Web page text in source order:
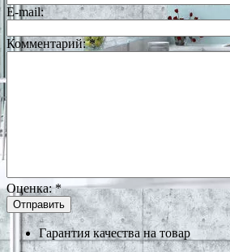
E-mail:
Комментарий:*
Оценка:*
Гарантия качества на товар